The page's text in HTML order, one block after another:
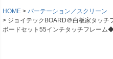
HOME
パーテーション／スクリーン
ジョイテックBOARD＠白板家タッ
ボードセット55インチタッチフレーム